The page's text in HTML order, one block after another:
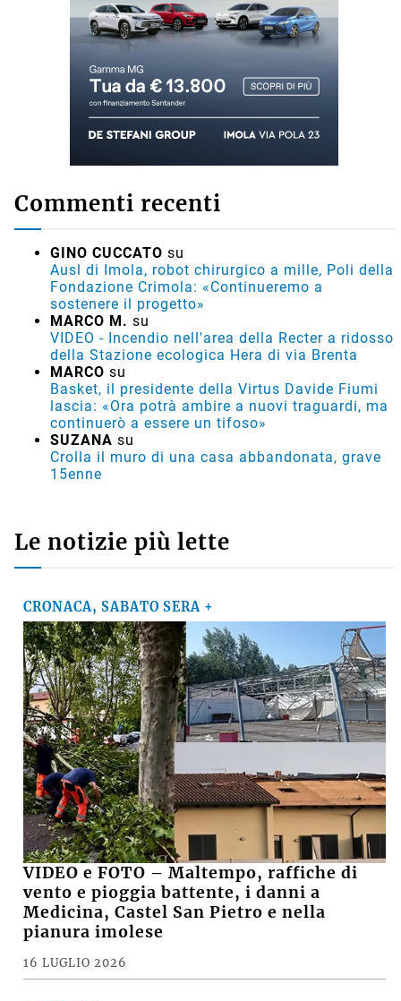
Commenti recenti
GINO CUCCATO su
Ausl di Imola, robot chirurgico a mille, Poli della
Fondazione Crimola: «Continueremo a
sostenere il progetto»
MARCO M. su
VIDEO - Incendio nell'area della Recter a ridosso
della Stazione ecologica Hera di via Brenta
MARCO su
Basket, il presidente della Virtus Davide Fiumi
lascia: «Ora potrà ambire a nuovi traguardi, ma
continuerò a essere un tifoso»
SUZANA su
Crolla il muro di una casa abbandonata, grave
15enne
Le notizie più lette
CRONACA, SABATO SERA +
VIDEO e FOTO – Maltempo, raffiche di
vento e pioggia battente, i danni a
Medicina, Castel San Pietro e nella
pianura imolese
16 LUGLIO 2026